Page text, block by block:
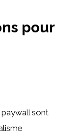
pour
sont